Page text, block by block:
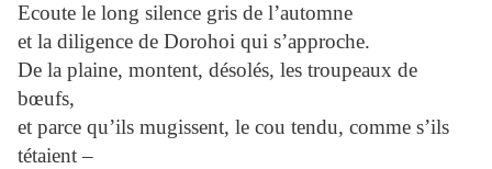
Ecoute le long silence gris de l’automne
et la diligence de Dorohoi qui s’approche.
De la plaine, montent, désolés, les troupeaux de
bœufs,
et parce qu’ils mugissent, le cou tendu, comme s’ils
tétaient –